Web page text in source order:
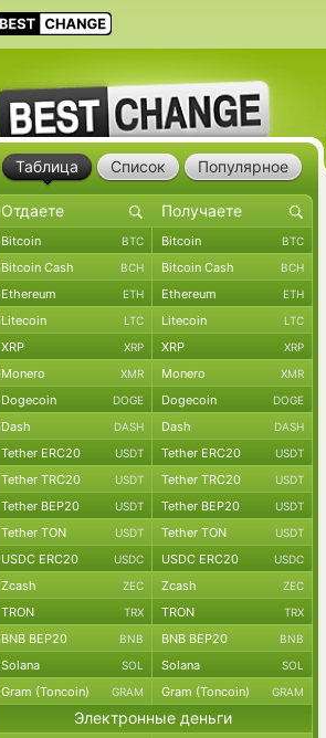
Таблица Список Популярное
Bitcoin BTC Bitcoin BTC
Bitcoin Cash BCH Bitcoin Cash BCH
Ethereum ETH Ethereum ETH
Litecoin LTC Litecoin LTC
XRP XRP XRP XRP
Monero XMR Monero XMR
Dogecoin DOGE Dogecoin DOGE
Dash DASH Dash DASH
Tether ERC20 USDT Tether ERC20 USDT
Tether TRC20 USDT Tether TRC20 USDT
Tether BEP20 USDT Tether BEP20 USDT
Tether TON USDT Tether TON USDT
USDC ERC20 USDC USDC ERC20 USDC
Zcash ZEC Zcash ZEC
TRON TRX TRON TRX
BNB BEP20 BNB BNB BEP20 BNB
Solana SOL Solana SOL
Gram (Toncoin) GRAM Gram (Toncoin) GRAM
Электронные деньги